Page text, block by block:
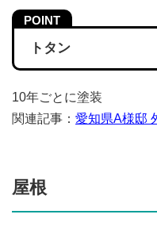
トタン
10年ごとに塗装
関連記事： 愛知県A様邸
屋根